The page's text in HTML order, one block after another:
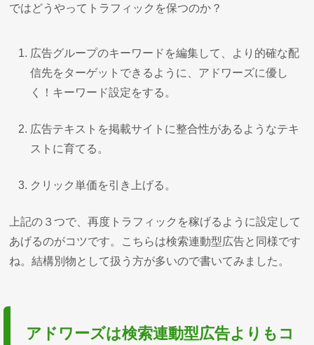
ではどうやってトラフィックを保つのか？
広告グループのキーワードを編集して、より的確な配
信先をターゲットできるように、アドワーズに優し
く！キーワード設定をする。
広告テキストを掲載サイトに整合性があるようなテキ
ストに育てる。
クリック単価を引き上げる。
上記の３つで、再度トラフィックを稼げるように設定して
あげるのがコツです。こちらは検索連動型広告と同様です
ね。結構別物として扱う方が多いので書いてみました。
アドワーズは検索連動型広告よりもコ